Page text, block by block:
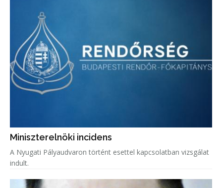
Miniszterelnöki incidens
A Nyugati Pályaudvaron történt esettel kapcsolatban vizsgálat
indult.